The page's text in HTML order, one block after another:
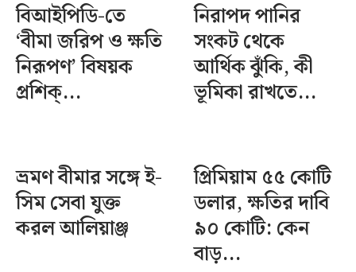
বিআইপিডি-তে
‘বীমা জরিপ ও ক্ষতি
নিরূপণ’ বিষয়ক
প্রশিক্...
নিরাপদ পানির
সংকট থেকে
আর্থিক ঝুঁকি, কী
ভূমিকা রাখতে...
ভ্রমণ বীমার সঙ্গে ই-
সিম সেবা যুক্ত
করল আলিয়াঞ্জ
প্রিমিয়াম ৫৫ কোটি
ডলার, ক্ষতির দাবি
৯০ কোটি: কেন
বাড়...